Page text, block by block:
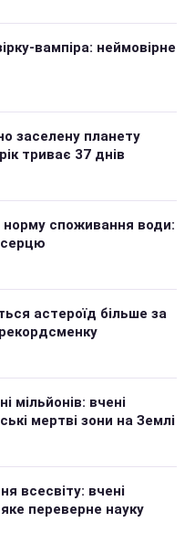
вампіра: неймовірне
заселену планету
триває 37 днів
норму споживання води:
астероїд більше за
мільйонів: вчені
мертві зони на Землі
всесвіту: вчені
переверне науку